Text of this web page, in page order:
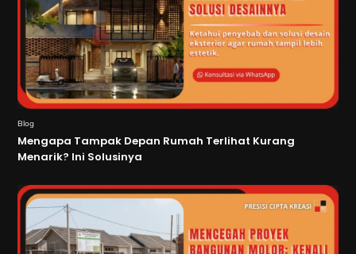
Blog
Mengapa Tampak Depan Rumah Terlihat Kurang
Menarik? Ini Solusinya